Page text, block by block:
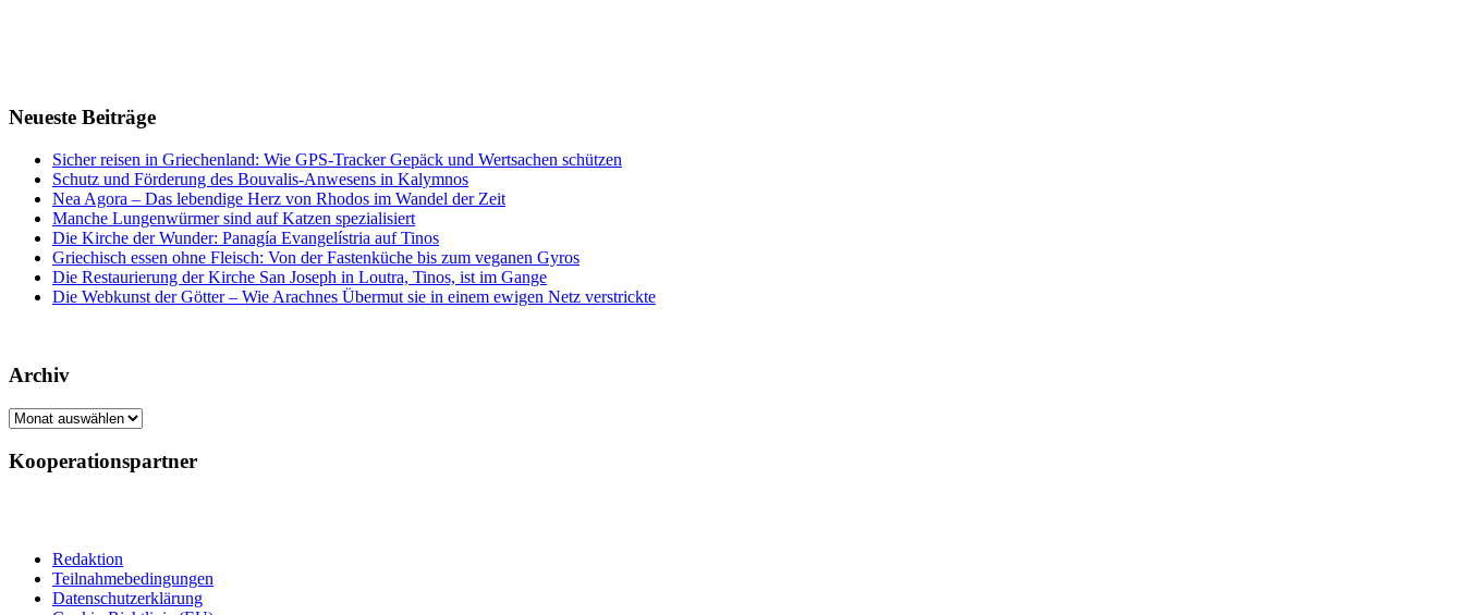
Neueste Beiträge
Sicher reisen in Griechenland: Wie GPS-Tracker Gepäck und Wertsachen schützen
Schutz und Förderung des Bouvalis-Anwesens in Kalymnos
Nea Agora – Das lebendige Herz von Rhodos im Wandel der Zeit
Manche Lungenwürmer sind auf Katzen spezialisiert
Die Kirche der Wunder: Panagía Evangelístria auf Tinos
Griechisch essen ohne Fleisch: Von der Fastenküche bis zum veganen Gyros
Die Restaurierung der Kirche San Joseph in Loutra, Tinos, ist im Gange
Die Webkunst der Götter – Wie Arachnes Übermut sie in einem ewigen Netz verstrickte
Archiv
Archiv
Kooperationspartner
Redaktion
Teilnahmebedingungen
Datenschutzerklärung